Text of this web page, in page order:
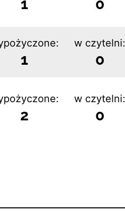
1 0
1
w czytelni:
0
2
w czytelni:
0